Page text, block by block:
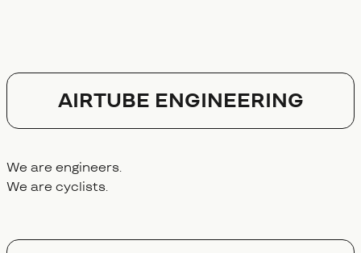
AIRTUBE ENGINEERING
We are engineers.
We are cyclists.